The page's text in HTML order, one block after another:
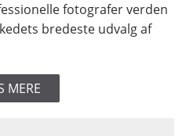
fotografer verden
bredeste udvalg af
MERE